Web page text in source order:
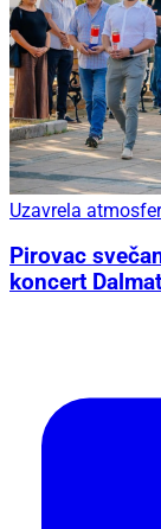
Uzavrela
Pirovac
koncert